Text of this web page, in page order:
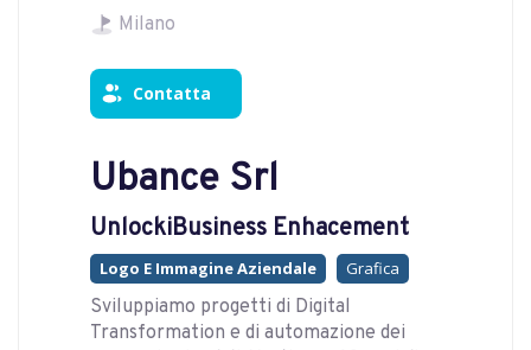
Milano
Contatta
Ubance Srl
UnlockiBusiness Enhacement
Logo E Immagine Aziendale Grafica
Sviluppiamo progetti di Digital
Transformation e di automazione dei